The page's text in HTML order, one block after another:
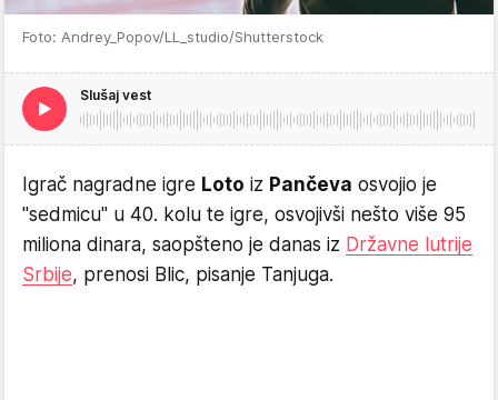
Foto: Andrey_Popov/LL_studio/Shutterstock
Slušaj vest
Igrač nagradne igre Loto iz Pančeva osvojio je
"sedmicu" u 40. kolu te igre, osvojivši nešto više 95
miliona dinara, saopšteno je danas iz Državne lutrije
Srbije, prenosi Blic, pisanje Tanjuga.